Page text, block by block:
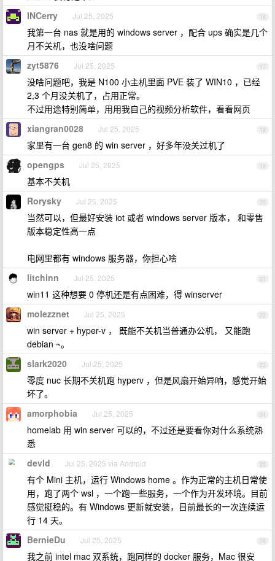
16
INCerry Jul 25, 2025
我第一台 nas 就是用的 windows server ，配合 ups 确实是几个
月不关机，也没啥问题
17
zyt5876 Jul 25, 2025
没啥问题吧，我是 N100 小主机里面 PVE 装了 WIN10 ，已经
2,3 个月没关机了，占用正常。
不过用途特别简单，用用我自己的视频分析软件，看看网页
18
xiangran0028 Jul 25, 2025
家里有一台 gen8 的 win server ，好多年没关过机了
19
opengps Jul 25, 2025
基本不关机
20
Rorysky Jul 25, 2025
当然可以，但最好安装 iot 或者 windows server 版本， 和零售
版本稳定性高一点
电网里都有 windows 服务器，你担心啥
21
litchinn Jul 25, 2025
win11 这种想要 0 停机还是有点困难，得 winserver
22
molezznet Jul 25, 2025
win server + hyper-v ， 既能不关机当普通办公机， 又能跑
debian ~。
23
slark2020 Jul 25, 2025
零度 nuc 长期不关机跑 hyperv ，但是风扇开始异响，感觉开始
坏了。
24
amorphobia Jul 25, 2025
homelab 用 win server 可以的，不过还是要看你对什么系统熟
悉
25
devld Jul 25, 2025 via Android
有个 Mini 主机，运行 Windows home 。作为正常的主机日常使
用，跑了两个 wsl ，一个跑一些服务，一个作为开发环境。目前
感觉挺稳的。有 Windows 更新就安装，目前最长的一次连续运
行 14 天。
26
BernieDu Jul 25, 2025
我之前 intel mac 双系统，跑同样的 docker 服务，Mac 很安